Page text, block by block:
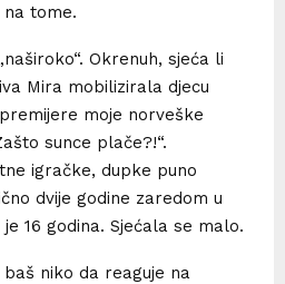
tome.
Okrenuh, sjeća li
Mira mobilizirala djecu
moje norveške
sunce plače?!“.
igračke, dupke puno
dvije godine zaredom u
16 godina. Sjećala se malo.
niko da reaguje na